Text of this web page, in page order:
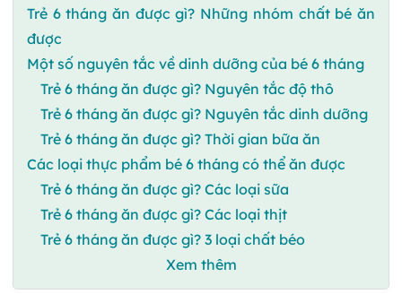
Trẻ 6 tháng ăn được gì? Những nhóm chất bé ăn
được
Một số nguyên tắc về dinh dưỡng của bé 6 tháng
Trẻ 6 tháng ăn được gì? Nguyên tắc độ thô
Trẻ 6 tháng ăn được gì? Nguyên tắc dinh dưỡng
Trẻ 6 tháng ăn được gì? Thời gian bữa ăn
Các loại thực phẩm bé 6 tháng có thể ăn được
Trẻ 6 tháng ăn được gì? Các loại sữa
Trẻ 6 tháng ăn được gì? Các loại thịt
Trẻ 6 tháng ăn được gì? 3 loại chất béo
Xem thêm